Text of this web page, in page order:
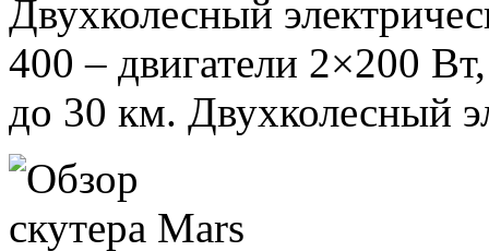
Двухколесный
400 – двигатели 2×200
до 30 км. Двухколесный